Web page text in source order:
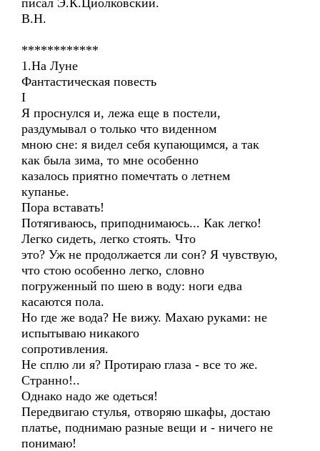
писал Э.К.Циолковский.
В.Н.
************
1.На Луне
Фантастическая повесть
I
Я проснулся и, лежа еще в постели,
раздумывал о только что виденном
мною сне: я видел себя купающимся, а так
как была зима, то мне особенно
казалось приятно помечтать о летнем
купанье.
Пора вставать!
Потягиваюсь, приподнимаюсь... Как легко!
Легко сидеть, легко стоять. Что
это? Уж не продолжается ли сон? Я чувствую,
что стою особенно легко, словно
погруженный по шею в воду: ноги едва
касаются пола.
Но где же вода? Не вижу. Махаю руками: не
испытываю никакого
сопротивления.
Не сплю ли я? Протираю глаза - все то же.
Странно!..
Однако надо же одеться!
Передвигаю стулья, отворяю шкафы, достаю
платье, поднимаю разные вещи и - ничего не
понимаю!